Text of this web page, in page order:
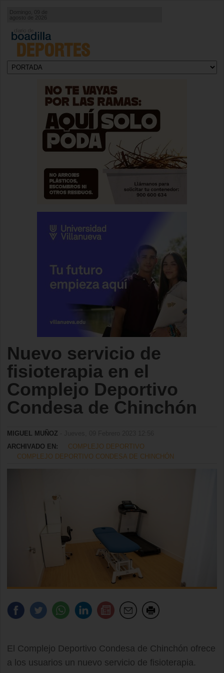
DEPORTES
Domingo, 09 de
agosto de 2026
Nuevo servicio de
fisioterapia en el
Complejo Deportivo
Condesa de Chinchón
MIGUEL MUÑOZ
ARCHIVADO EN:
COMPLEJO DEPORTIVO
COMPLEJO DEPORTIVO CONDESA DE CHINCHÓN
El Complejo Deportivo Condesa de Chinchón ofrece
a los usuarios un nuevo servicio de fisioterapia.